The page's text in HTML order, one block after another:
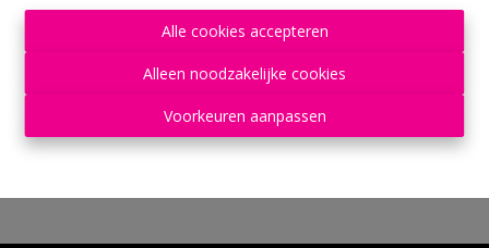
Alle cookies accepteren
Alleen noodzakelijke cookies
Voorkeuren aanpassen
Rue de France, 37